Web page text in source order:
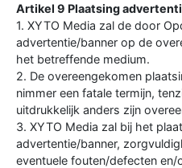
Artikel 9 Plaatsing
1. XYTO Media zal de door
advertentie/banner op de
het betreffende medium.
2. De overeengekomen
nimmer een fatale termijn,
uitdrukkelijk anders zijn
3. XYTO Media zal bij het
advertentie/banner,
eventuele fouten/defecten